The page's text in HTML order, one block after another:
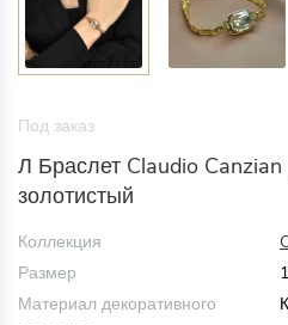
Под заказ
Л Браслет Claudio
золотистый
Коллекция
Размер
Материал декоративного